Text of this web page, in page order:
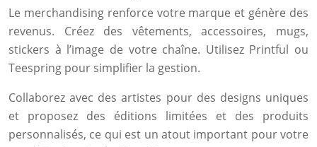
Le merchandising renforce votre marque et génère des
revenus. Créez des vêtements, accessoires, mugs,
stickers à l’image de votre chaîne. Utilisez Printful ou
Teespring pour simplifier la gestion.
Collaborez avec des artistes pour des designs uniques
et proposez des éditions limitées et des produits
personnalisés, ce qui est un atout important pour votre